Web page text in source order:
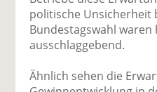
politische Unsicherheit
Bundestagswahl
ausschlaggebend.
Ähnlich sehen die